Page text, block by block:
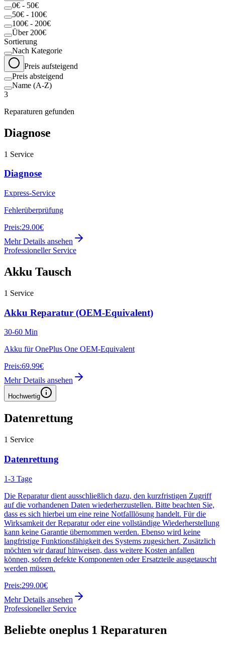
0€ - 50€
50€ - 100€
100€ - 200€
Über 200€
Sortierung
Nach Kategorie
Preis aufsteigend
Preis absteigend
Name (A-Z)
3
Reparaturen gefunden
Diagnose
1 Service
Diagnose
Express-Service
Fehlerüberprüfung
Preis:29.00€
Mehr Details ansehen
Professioneller Service
Akku Tausch
1 Service
Akku Reparatur (OEM-Equivalent)
30-60 Min
Akku für OnePlus One OEM-Equivalent
Preis:69.99€
Mehr Details ansehen
Hochwertig
Datenrettung
1 Service
Datenrettung
1-3 Tage
Die Reparatur dient ausschließlich dazu, den kurzfristigen Zugriff
auf die vorhandenen Daten wiederherzustellen. Bitte beachten Sie,
dass es sich hierbei um eine reine Notfalllösung handelt. Für die
Wirksamkeit der Reparatur oder eine vollständige Wiederherstellung
kann keine Garantie übernommen werden. Ebenso wird keine
langfristige Funktionsfähigkeit des Systems zugesichert. Zusätzlich
möchten wir darauf hinweisen, dass weitere Kosten anfallen
können, sofern defekte Komponenten oder Ersatzteile ausgetauscht
werden müssen.
Preis:299.00€
Mehr Details ansehen
Professioneller Service
Beliebte oneplus 1 Reparaturen